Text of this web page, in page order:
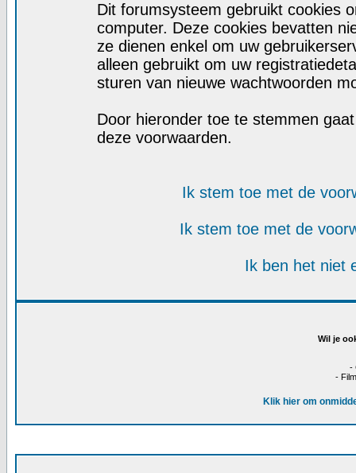
Dit forumsysteem gebruikt cookies
computer. Deze cookies bevatten
ze dienen enkel om uw
alleen gebruikt om uw
sturen van nieuwe wachtwoorden
Door hieronder toe te stemmen
deze voorwaarden.
Ik stem toe met de
Ik stem toe met de
Ik ben het niet
Wil je
-
-
Klik hier om